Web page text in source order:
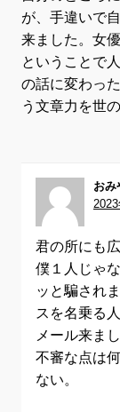
が、手違いで
来ました。女
ということで
の話に変わっ
う文章力を世
おみ
君の所にも
僕１人じゃ
ッと騙され
スを名乗る
メール来ま
不審な点は
ない。